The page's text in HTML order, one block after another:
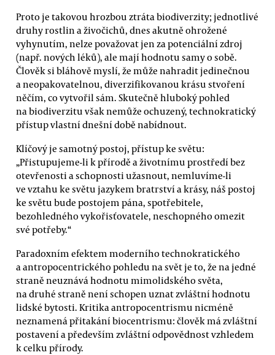
Proto je takovou hrozbou ztráta biodiverzity; jednotlivé
druhy rostlin a živočichů, dnes akutně ohrožené
vyhynutím, nelze považovat jen za potenciální zdroj
(např. nových léků), ale mají hodnotu samy o sobě.
Člověk si bláhově myslí, že může nahradit jedinečnou
a neopakovatelnou, diverzifikovanou krásu stvoření
něčím, co vytvořil sám. Skutečně hluboký pohled
na biodiverzitu však nemůže ochuzený, technokratický
přístup vlastní dnešní době nabídnout.
Klíčový je samotný postoj, přístup ke světu:
„Přistupujeme-li k přírodě a životnímu prostředí bez
otevřenosti a schopnosti užasnout, nemluvíme-li
ve vztahu ke světu jazykem bratrství a krásy, náš postoj
ke světu bude postojem pána, spotřebitele,
bezohledného vykořisťovatele, neschopného omezit
své potřeby.“
Paradoxním efektem moderního technokratického
a antropocentrického pohledu na svět je to, že na jedné
straně neuznává hodnotu mimolidského světa,
na druhé straně není schopen uznat zvláštní hodnotu
lidské bytosti. Kritika antropocentrismu nicméně
neznamená přitakání biocentrismu: člověk má zvláštní
postavení a především zvláštní odpovědnost vzhledem
k celku přírody.